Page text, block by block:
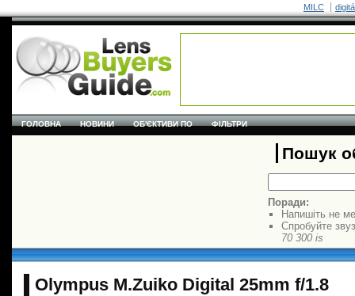
MILC
ГОЛОВНА НОВИНИ ОБ'ЄКТИВИ ПО ФІЛЬТРИ
Пошук
Поради:
Напишіть не
Спробуйте
70 300 is
Olympus M.Zuiko Digital 25mm f/1.8